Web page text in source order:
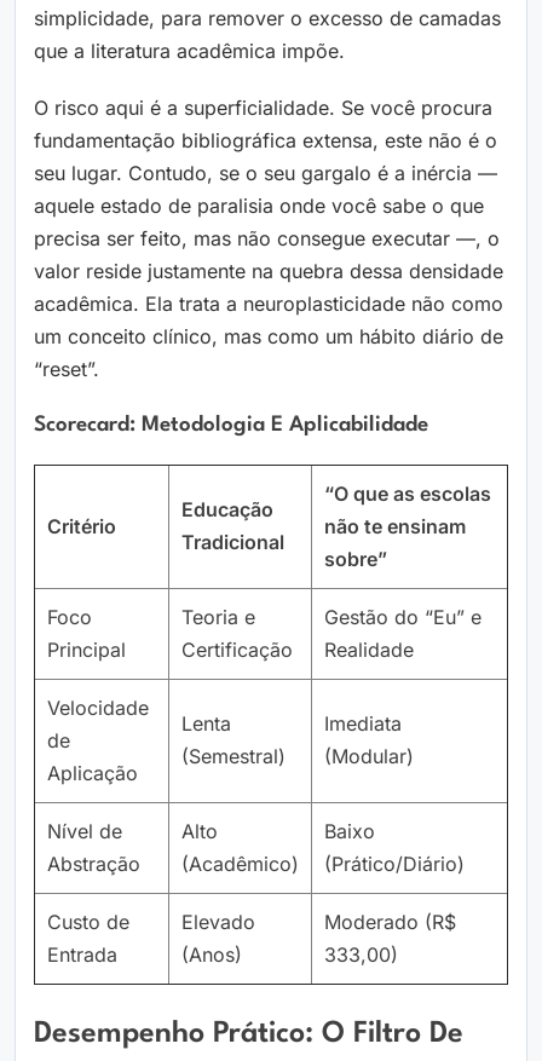
simplicidade, para remover o excesso de camadas
que a literatura acadêmica impõe.
O risco aqui é a superficialidade. Se você procura
fundamentação bibliográfica extensa, este não é o
seu lugar. Contudo, se o seu gargalo é a inércia —
aquele estado de paralisia onde você sabe o que
precisa ser feito, mas não consegue executar —, o
valor reside justamente na quebra dessa densidade
acadêmica. Ela trata a neuroplasticidade não como
um conceito clínico, mas como um hábito diário de
“reset”.
Scorecard: Metodologia E Aplicabilidade
Critério
Educação
Tradicional
“O que as escolas
não te ensinam
sobre”
Foco
Principal
Teoria e
Certificação
Gestão do “Eu” e
Realidade
Velocidade
de
Aplicação
Lenta
(Semestral)
Imediata
(Modular)
Nível de
Abstração
Alto
(Acadêmico)
Baixo
(Prático/Diário)
Custo de
Entrada
Elevado
(Anos)
Moderado (R$
333,00)
Desempenho Prático: O Filtro De